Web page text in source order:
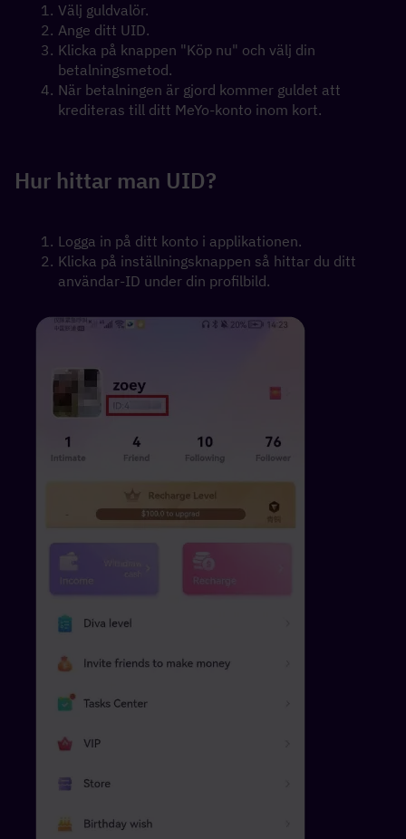
Välj guldvalör.
Ange ditt UID.
Klicka på knappen "Köp nu" och välj din
betalningsmetod.
När betalningen är gjord kommer guldet att
krediteras till ditt MeYo-konto inom kort.
Hur hittar man UID?
Logga in på ditt konto i applikationen.
Klicka på inställningsknappen så hittar du ditt
användar-ID under din profilbild.